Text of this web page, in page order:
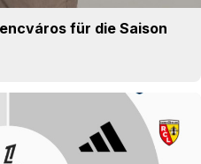
für die Saison